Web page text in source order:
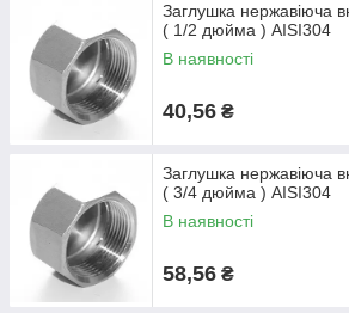
Заглушка нержавіюча
( 1/2 дюйма ) AISI304
В наявності
40,56 ₴
Заглушка нержавіюча
( 3/4 дюйма ) AISI304
В наявності
58,56 ₴